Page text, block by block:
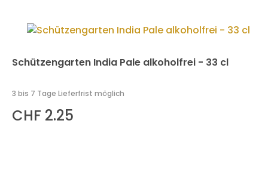
Schützengarten India Pale alkoholfrei - 33 cl
3 bis 7 Tage Lieferfrist möglich
CHF 2.25